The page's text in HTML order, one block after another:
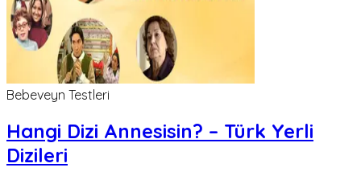
Bebeveyn Testleri
Hangi Dizi Annesisin? – Türk Yerli
Dizileri